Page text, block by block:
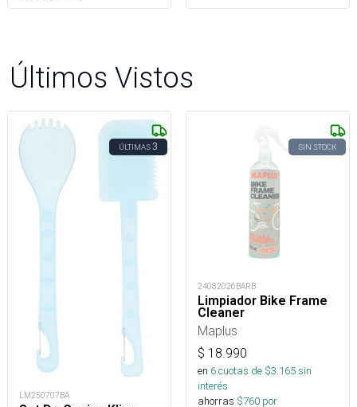
Últimos Vistos
ÚLTIMAS3
LM250707BA
SIN STOCK
24082026BARB
Limpiador Bike Frame
Cleaner
Maplus
$ 18.990
en 6cuotas de $3.165sin
interés
ahorras $760 por